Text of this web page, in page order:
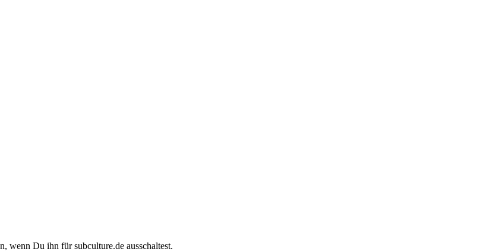
wenn Du ihn für subculture.de ausschaltest.